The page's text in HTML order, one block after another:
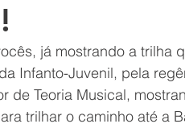
já mostrando a trilha
Infanto-Juvenil, pela
de Teoria Musical,
trilhar o caminho até a